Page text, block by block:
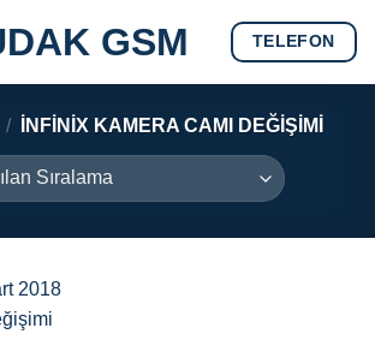
TELEFON
/ İNFINIX KAMERA CAMI DEĞIŞIMI